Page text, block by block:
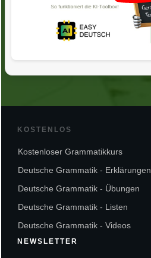
KOSTENLOS
Kostenloser Grammatikkurs
Deutsche Grammatik - Erklärungen
Deutsche Grammatik - Übungen
Deutsche Grammatik - Listen
Deutsche Grammatik - Videos
NEWSLETTER